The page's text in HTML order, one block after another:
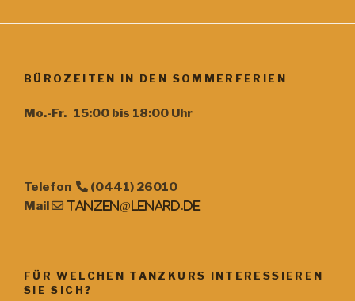
BÜROZEITEN IN DEN SOMMERFERIEN
Mo.-Fr. 15:00 bis 18:00 Uhr
Telefon
(0441) 26010
Mail
tanzen@lenard.de
FÜR WELCHEN TANZKURS INTERESSIEREN
SIE SICH?